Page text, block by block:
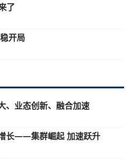
了
开局
、业态创新、融合加速
长——集群崛起 加速跃升